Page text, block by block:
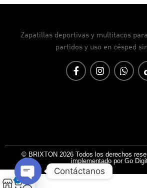
Zapatillas deportivas y multitacos
partidos y uso en césped
© BRIXTON 2026 Todos los derechos
implementado por Go
0
Contáctanos